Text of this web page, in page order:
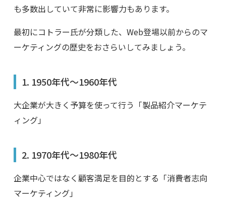
も多数出していて非常に影響力もあります。
最初にコトラー氏が分類した、Web登場以前からのマ
ーケティングの歴史をおさらいしてみましょう。
1. 1950年代〜1960年代
大企業が大きく予算を使って行う「製品紹介マーケテ
ィング」
2. 1970年代〜1980年代
企業中心ではなく顧客満足を目的とする「消費者志向
マーケティング」